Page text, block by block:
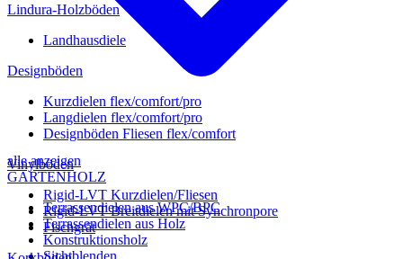
alle anzeigen
GARTENHOLZ
Terrassendielen aus WPC/BPC
Terrassendielen aus Holz
Konstruktionsholz
Sichtblenden
Lindura-Holzböden
Landhausdiele
Designböden
Kurzdielen flex/comfort/pro
Langdielen flex/comfort/pro
Designböden Fliesen flex/comfort
Vinylböden
Rigid-LVT Kurzdielen/Fliesen
Rigid-LVT Breitdielen mit Synchronpore
Fischgrät